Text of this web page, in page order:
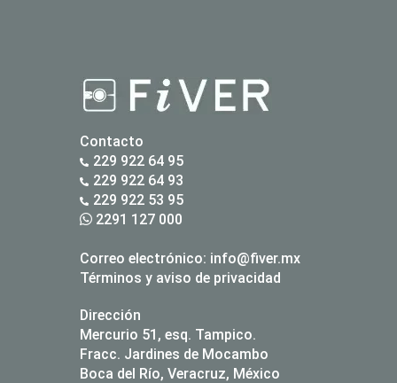
Contacto
229 922 64 95
229 922 64 93
229 922 53 95
2291 127 000
Correo electrónico: info@fiver.mx
Términos y aviso de privacidad
Dirección
Mercurio 51, esq. Tampico.
Fracc. Jardines de Mocambo
Boca del Río, Veracruz, México